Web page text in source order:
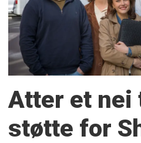
Atter et
støtte for